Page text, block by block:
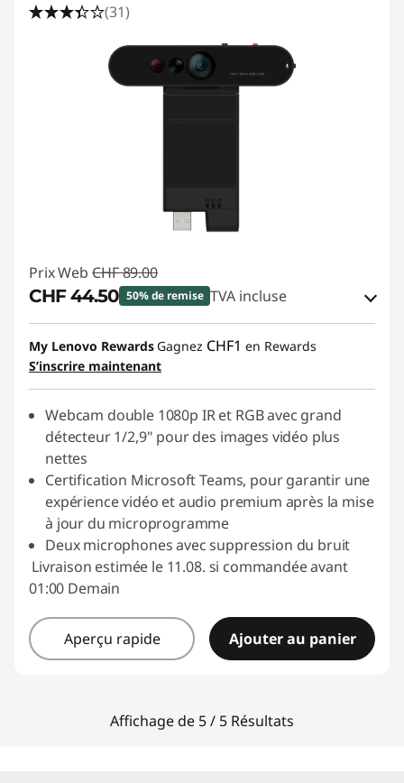
(31)
Prix Web CHF 89.00
CHF 44.50 50% de remise TVA incluse
Bons de réduction en ligne :-CHF 44.50
Code de réduction :
My Lenovo Rewards Gagnez CHF1 en Rewards
S’inscrire maintenant
Webcam double 1080p IR et RGB avec grand
détecteur 1/2,9" pour des images vidéo plus
nettes
Certification Microsoft Teams, pour garantir une
expérience vidéo et audio premium après la mise
à jour du microprogramme
Deux microphones avec suppression du bruit
Livraison estimée le 11.08. si commandée avant
01:00 Demain
Aperçu rapide Ajouter au panier
Affichage de 5 / 5 Résultats